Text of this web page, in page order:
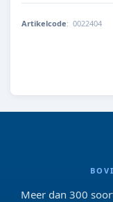
Artikelcode: 0022404
Meer dan 300